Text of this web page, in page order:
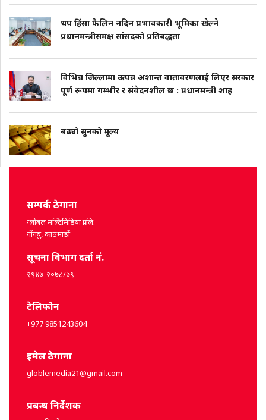
थप हिंसा फैलिन नदिन प्रभावकारी भूमिका खेल्ने
प्रधानमन्त्रीसमक्ष सांसदको प्रतिबद्धता
विभिन्न जिल्लामा उत्पन्न अशान्त वातावरणलाई लिएर सरकार
पूर्ण रूपमा गम्भीर र संवेदनशील छ : प्रधानमन्त्री शाह
बढ्यो सुनको मूल्य
सम्पर्क ठेगाना
ग्लोबल मल्टिमिडिया प्रा.लि.
गोंगबु, काठमाडौं
सूचना विभाग दर्ता नं.
२९४७-२०७८/७९
टेलिफोन
+977 9851243604
इमेल ठेगाना
globlemedia21@gmail.com
प्रबन्ध निर्देशक